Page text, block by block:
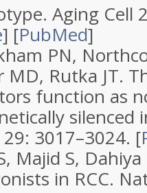
. Aging Cell
] [PubMed]
PN,
MD, Rutka JT.
function as
silenced
29: 3017–3024. [
Majid S, Dahiya
in RCC.